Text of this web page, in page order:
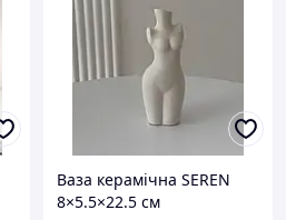
Ваза керамічна SEREN
8×5.5×22.5 см